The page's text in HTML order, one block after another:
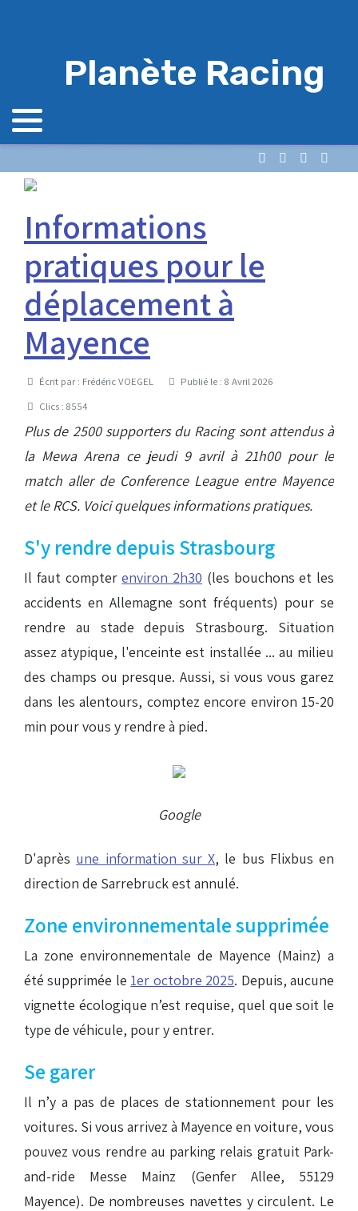
Planète Racing
Informations
pratiques pour le
déplacement à
Mayence
DétailsÉcrit par : Frédéric VOEGEL
Publié le : 8 Avril 2026
Clics : 8554
Plus de 2500 supporters du Racing sont attendus à
la Mewa Arena ce jeudi 9 avril à 21h00 pour le
match aller de Conference League entre Mayence
et le RCS. Voici quelques informations pratiques.
S'y rendre depuis Strasbourg
Il faut compterenviron 2h30 (les bouchons et les
accidents en Allemagne sont fréquents) pour se
rendre au stade depuis Strasbourg. Situation
assez atypique, l'enceinte est installée ... au milieu
des champs ou presque. Aussi, si vous vous garez
dans les alentours, comptez encore environ 15-20
min pour vous y rendre à pied.
Google
D'après une information sur X, le bus Flixbus en
direction de Sarrebruck est annulé.
Zone environnementale supprimée
La zone environnementale de Mayence (Mainz) a
été supprimée le 1er octobre 2025. Depuis, aucune
vignette écologique n’est requise, quel que soit le
type de véhicule, pour y entrer.
Se garer
Il n’y a pas de places de stationnement pour les
voitures. Si vous arrivez à Mayence en voiture, vous
pouvez vous rendre au parking relais gratuit Park-
and-ride Messe Mainz (Genfer Allee, 55129
Mayence). De nombreuses navettes y circulent. Le